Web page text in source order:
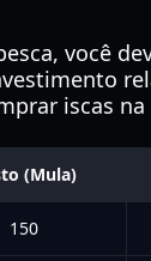
você
iscas
(Mula)
150